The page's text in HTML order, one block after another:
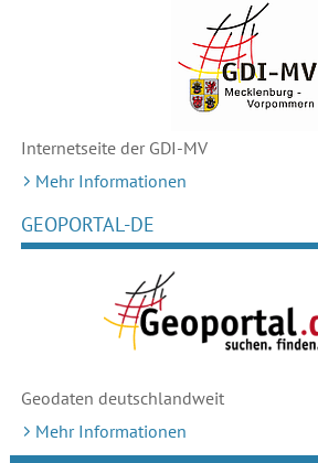
Internetseite der GDI-MV
Mehr Informationen
GEOPORTAL-DE
Geodaten deutschlandweit
Mehr Informationen